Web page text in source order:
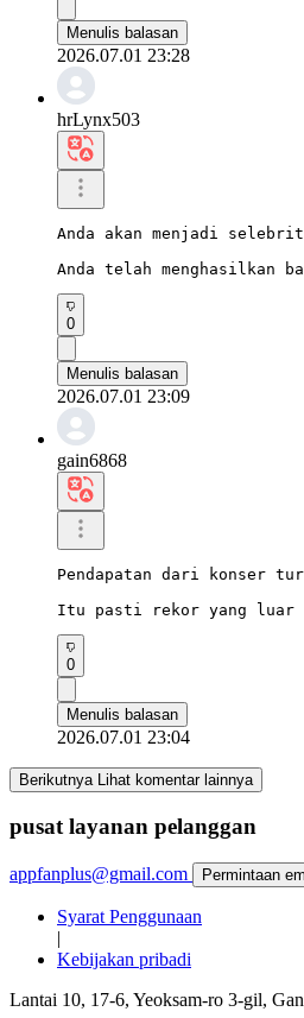
Menulis balasan
2026.07.01 23:28
hrLynx503
Anda akan menjadi
Anda telah menghasilkan
0
Menulis balasan
2026.07.01 23:09
gain6868
Pendapatan dari konser
Itu pasti rekor yang luar
0
Menulis balasan
2026.07.01 23:04
Berikutnya Lihat komentar lainnya
pusat layanan pelanggan
appfanplus@gmail.com Permintaan
Syarat Penggunaan
|
Kebijakan pribadi
Lantai 10, 17-6, Yeoksam-ro 3-gil,